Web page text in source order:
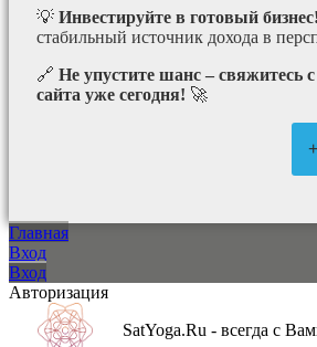
💡 Инвестируйте в готовый бизнес!
стабильный источник дохода в
🔗 Не упустите шанс – свяжитесь
сайта уже сегодня! 🚀
Главная
Вход
Вход
Авторизация
SatYoga.Ru - всегда с